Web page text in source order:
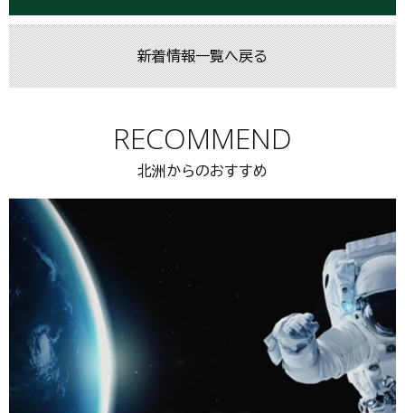
新着情報一覧へ戻る
RECOMMEND
北洲からのおすすめ